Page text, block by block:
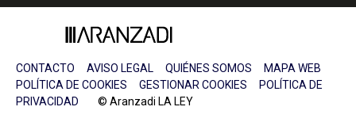
CONTACTO AVISO LEGAL QUIÉNES SOMOS
MAPA WEB
POLÍTICA DE COOKIES
GESTIONAR COOKIES
POLÍTICA DE
PRIVACIDAD © Aranzadi LA LEY